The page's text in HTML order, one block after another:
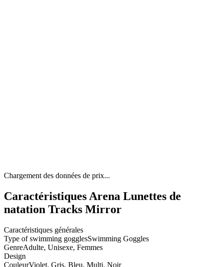
Chargement des données de prix...
Caractéristiques Arena Lunettes de
natation Tracks Mirror
Caractéristiques générales
Type of swimming gogglesSwimming Goggles
GenreAdulte, Unisexe, Femmes
Design
CouleurViolet, Gris, Bleu, Multi, Noir